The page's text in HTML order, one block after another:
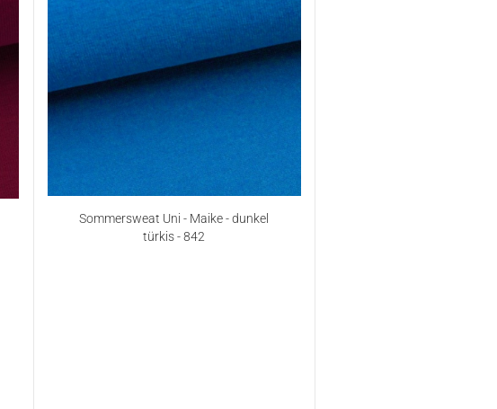
Sommersweat Uni - Maike - dunkel
türkis - 842